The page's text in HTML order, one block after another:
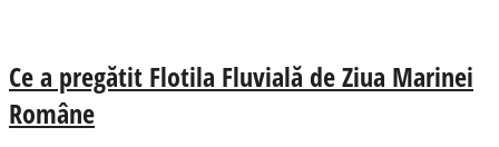
Ce a pregătit Flotila Fluvială de Ziua Marinei
Române